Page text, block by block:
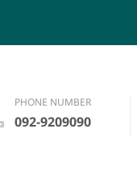
PHONE NUMBER
092-9209090